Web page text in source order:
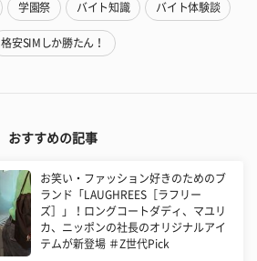
学園祭 バイト知識 バイト体験談
格安SIMしか勝たん！
おすすめの記事
お笑い・ファッション好きのためのブ
ランド「LAUGHREES［ラフリー
ズ］」！ロングコートダディ、マユリ
カ、ニッポンの社長のオリジナルアイ
テムが新登場 ＃Z世代Pick